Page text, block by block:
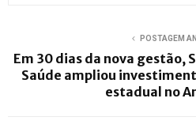
POSTAGEM
Em 30 dias da nova gestão,
Saúde ampliou
estadual no